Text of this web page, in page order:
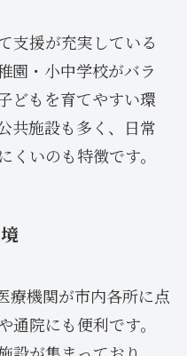
支援が充実している
園・小中学校がバラ
どもを育てやすい環
共施設も多く、日常
くいのも特徴です。
療機関が市内各所に点
院にも便利です。